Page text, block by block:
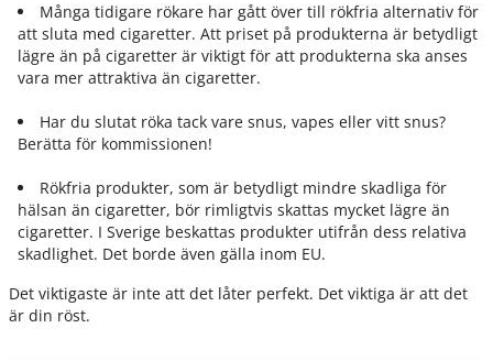
Många tidigare rökare har gått över till rökfria alternativ för
att sluta med cigaretter. Att priset på produkterna är betydligt
lägre än på cigaretter är viktigt för att produkterna ska anses
vara mer attraktiva än cigaretter.
Har du slutat röka tack vare snus, vapes eller vitt snus?
Berätta för kommissionen!
Rökfria produkter, som är betydligt mindre skadliga för
hälsan än cigaretter, bör rimligtvis skattas mycket lägre än
cigaretter. I Sverige beskattas produkter utifrån dess relativa
skadlighet. Det borde även gälla inom EU.
Det viktigaste är inte att det låter perfekt. Det viktiga är att det
är din röst.